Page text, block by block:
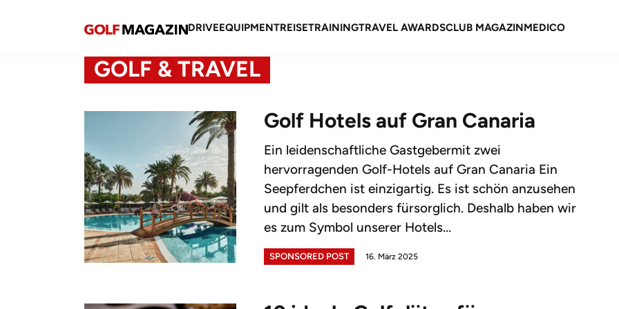
DRIVEEQUIPMENTREISETRAININGTRAVEL AWARDSCLUB MAGAZINMEDICO
GOLF & TRAVEL
Golf Hotels auf Gran Canaria
Ein leidenschaftliche Gastgebermit zwei
hervorragenden Golf-Hotels auf Gran Canaria Ein
Seepferdchen ist einzigartig. Es ist schön anzusehen
und gilt als besonders fürsorglich. Deshalb haben wir
es zum Symbol unserer Hotels...
SPONSORED POST 16. März 2025